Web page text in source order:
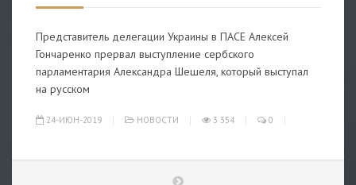
Представитель делегации Украины в ПАСЕ Алексей
Гончаренко прервал выступление сербского
парламентария Александра Шешеля, который выступал
на русском
24-ИЮН-2019 НОВОСТИ 3 354 0